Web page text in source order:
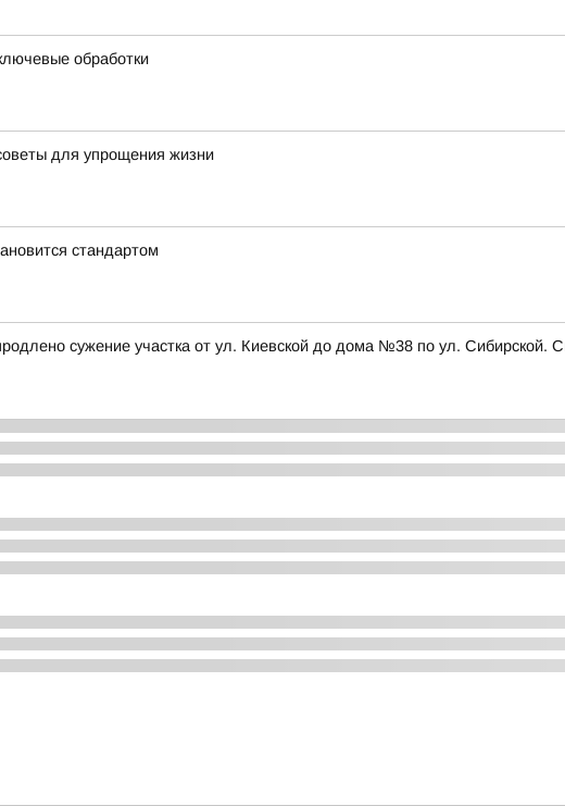
обработки
для упрощения жизни
стандартом
сужение участка от ул. Киевской до дома №38 по ул.